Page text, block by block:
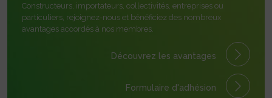
Constructeurs, importateurs, collectivités, entreprises ou
particuliers, rejoignez-nous et bénéficiez des nombreux
avantages accordés à nos membres.
Découvrez les avantages
Formulaire d'adhésion